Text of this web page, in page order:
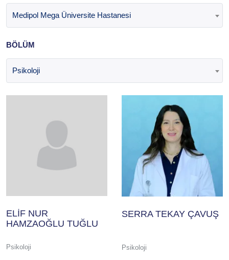
Medipol Mega Üniversite Hastanesi
BÖLÜM
Psikoloji
ELİF NUR
HAMZAOĞLU TUĞLU
Psikoloji
SERRA TEKAY ÇAVUŞ
Psikoloji